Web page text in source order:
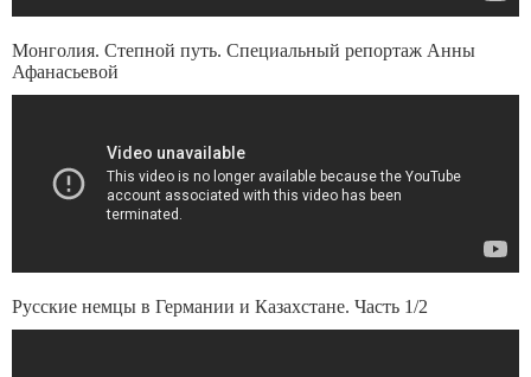
Монголия. Степной путь. Специальный репортаж Анны
Афанасьевой
Русские немцы в Германии и Казахстане. Часть 1/2